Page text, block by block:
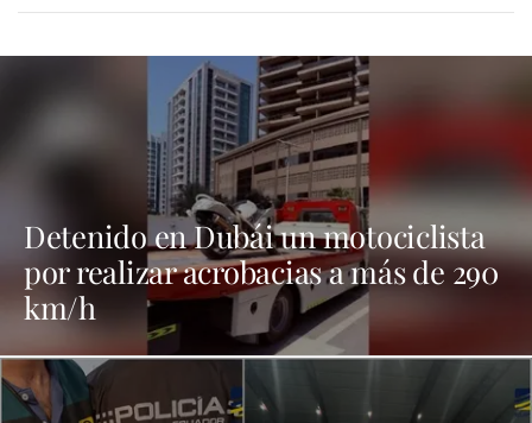
Detenido en Dubái un motociclista
por realizar acrobacias a más de 290
km/h